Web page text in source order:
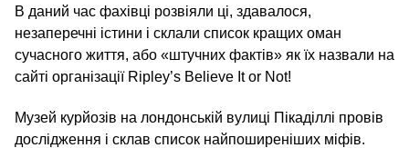
В даний час фахівці розвіяли ці, здавалося,
незаперечні істини і склали список кращих оман
сучасного життя, або «штучних фактів» як їх назвали на
сайті організації Ripley’s Believe It or Not!
Музей курйозів на лондонській вулиці Пікаділлі провів
дослідження і склав список найпоширеніших міфів.